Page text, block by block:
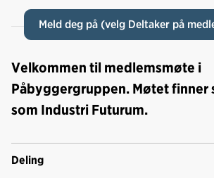
Meld deg på (velg Deltaker på
Velkommen til medlemsmøte i
Påbyggergruppen. Møtet finner
som Industri Futurum.
Deling